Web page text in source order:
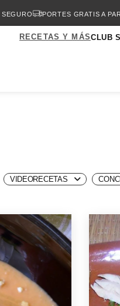
SEGURO PORTES GRATIS A
RECETAS Y MÁSCLUB
VIDEORECETAS